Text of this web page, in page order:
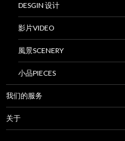
DESGIN 设计
影片VIDEO
風景SCENERY
小品PIECES
我们的服务
关于